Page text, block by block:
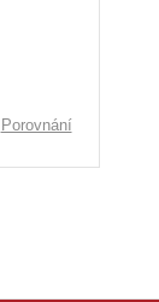
Porovnání